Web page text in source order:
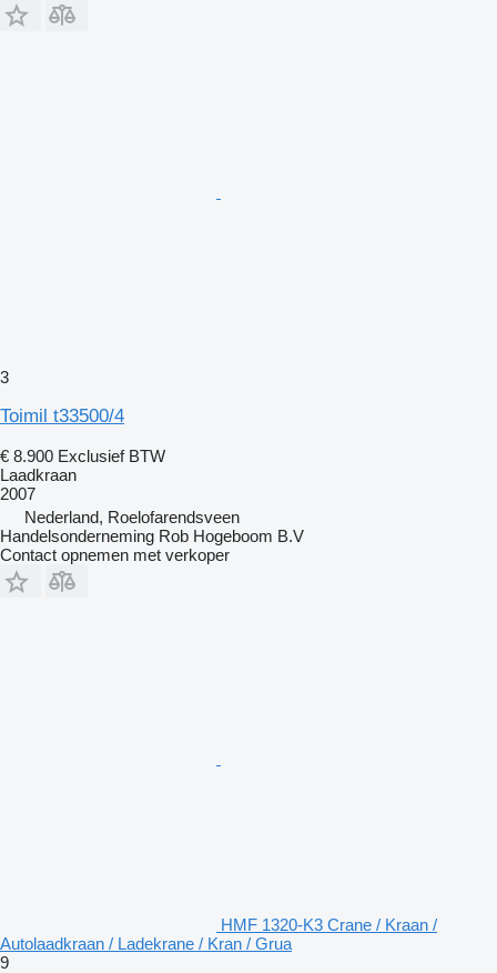
3
Toimil t33500/4
€ 8.900 Exclusief BTW
Laadkraan
2007
Nederland, Roelofarendsveen
Handelsonderneming Rob Hogeboom B.V
Contact opnemen met verkoper
HMF 1320-K3 Crane / Kraan /
Autolaadkraan / Ladekrane / Kran / Grua
9